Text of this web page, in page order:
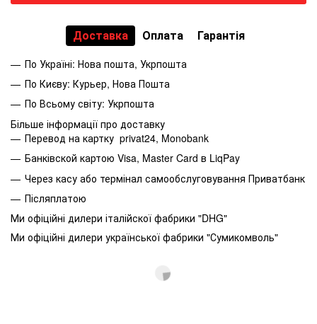
Доставка Оплата Гарантія
По Україні: Нова пошта, Укрпошта
По Києву: Курьер, Нова Пошта
По Всьому світу: Укрпошта
Більше інформації про доставку
Перевод на картку privat24, Monobank
Банківской картою Visa, Master Card в LiqPay
Через касу або термінал самообслуговування Приватбанк
Післяплатою
Ми офіційні дилери італійскої фабрики "DHG"
Ми офіційні дилери української фабрики "Сумикомволь"